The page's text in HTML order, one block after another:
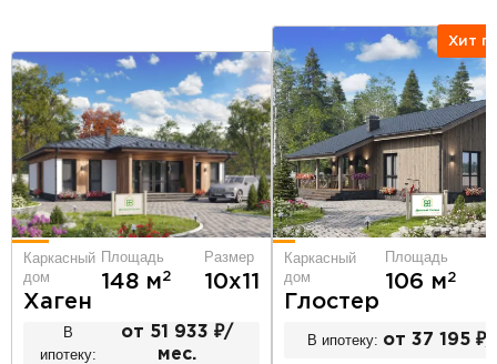
Каркасный
дом
Хаген
Площадь
148 м2
Размер
10х11
В
ипотеку:
от 51 933 ₽/
мес.
Хит
Каркасный
дом
Глостер
Площадь
106 м2
В ипотеку: от 37 195